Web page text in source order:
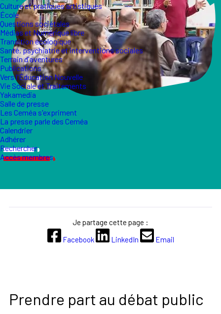
Culture et pratiques artistiques
École
Questions sociétales
Médias et Numérique libre
Transition écologique
Santé, psychiatrie et interventions sociales
Terrain d'aventures
Publications
Vers l'Éducation Nouvelle
Vie Sociale et Traitements
Yakamedia
Salle de presse
Les Ceméa s'expriment
La presse parle des Ceméa
Calendrier
Adhérer
Rechercher
Accès membres
Prendre part au débat public
Je partage cette page :
Facebook
LinkedIn Email